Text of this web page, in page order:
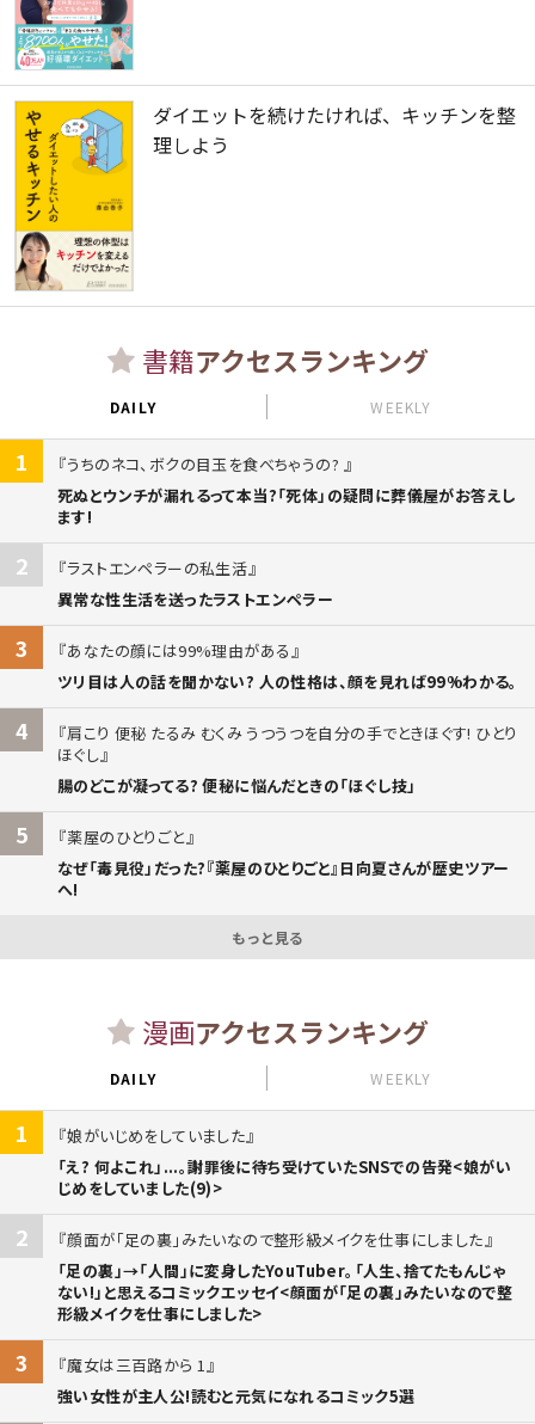
ダイエットを続けたければ、キッチンを整
理しよう
書籍アクセスランキング
DAILY WEEKLY
1
うちのネコ、ボクの目玉を食べちゃうの?
死ぬとウンチが漏れるって本当?「死体」の疑問に葬儀屋がお答えし
ます!
2
ラストエンペラーの私生活
異常な性生活を送ったラストエンペラー
3
あなたの顔には99%理由がある
ツリ目は人の話を聞かない? 人の性格は、顔を見れば99%わかる。
4
肩こり 便秘 たるみ むくみ うつうつを自分の手でときほぐす! ひとり
ほぐし
腸のどこが凝ってる? 便秘に悩んだときの「ほぐし技」
5
薬屋のひとりごと
なぜ「毒見役」だった?『薬屋のひとりごと』日向夏さんが歴史ツアー
へ!
もっと見る
漫画アクセスランキング
DAILY WEEKLY
1
娘がいじめをしていました
「え? 何よこれ」...。謝罪後に待ち受けていたSNSでの告発<娘がい
じめをしていました(9)>
2
顔面が「足の裏」みたいなので整形級メイクを仕事にしました
「足の裏」→「人間」に変身したYouTuber。「人生、捨てたもんじゃ
ない!」と思えるコミックエッセイ<顔面が「足の裏」みたいなので整
形級メイクを仕事にしました>
3
魔女は三百路から 1
強い女性が主人公!読むと元気になれるコミック5選